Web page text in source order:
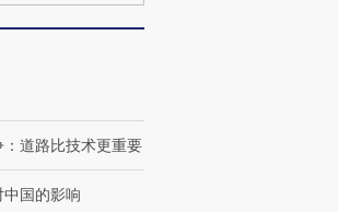
道路比技术更重要
国的影响